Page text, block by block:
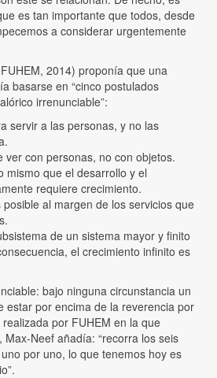
es tan importante que todos, desde
a considerar urgentemente
2014) proponía que una
basarse en “cinco postulados
irrenunciable”:
servir a las personas, y no las
ver con personas, no con objetos.
mismo que el desarrollo y el
requiere crecimiento.
al margen de los servicios que
de un sistema mayor y finito
el crecimiento infinito es
bajo ninguna circunstancia un
estar por encima de la reverencia por
por FUHEM en la que
Neef añadía: “recorra los seis
por uno, lo que tenemos hoy es